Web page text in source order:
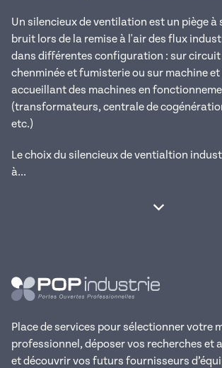
Un silencieux de ventilation est un piège à
bruit lors de la remise à l'air des flux
dans différentes configuration : sur
chenminée et fumisterie ou sur machine
accueillant des machines en
(transformateurs, centrale de
etc.)
Le choix du silencieux de ventialtion
à...
Afficher la
Place de services pour sélectionner votre
professionnel, déposer vos recherches et
et découvrir vos futurs fournisseurs